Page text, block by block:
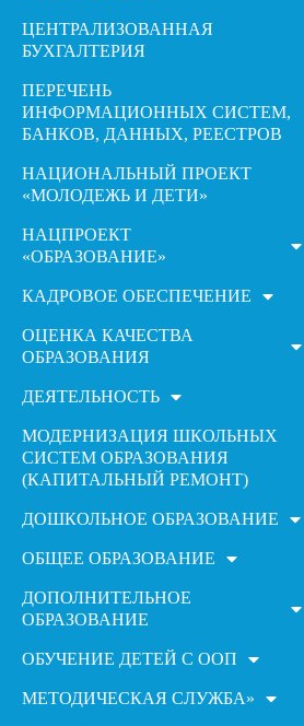
ЦЕНТРАЛИЗОВАННАЯ
БУХГАЛТЕРИЯ
ПЕРЕЧЕНЬ
ИНФОРМАЦИОННЫХ СИСТЕМ,
БАНКОВ, ДАННЫХ, РЕЕСТРОВ
НАЦИОНАЛЬНЫЙ ПРОЕКТ
«МОЛОДЕЖЬ И ДЕТИ»
НАЦПРОЕКТ
«ОБРАЗОВАНИЕ»
КАДРОВОЕ ОБЕСПЕЧЕНИЕ
ОЦЕНКА КАЧЕСТВА
ОБРАЗОВАНИЯ
ДЕЯТЕЛЬНОСТЬ
МОДЕРНИЗАЦИЯ ШКОЛЬНЫХ
СИСТЕМ ОБРАЗОВАНИЯ
(КАПИТАЛЬНЫЙ РЕМОНТ)
ДОШКОЛЬНОЕ ОБРАЗОВАНИЕ
ОБЩЕЕ ОБРАЗОВАНИЕ
ДОПОЛНИТЕЛЬНОЕ
ОБРАЗОВАНИЕ
ОБУЧЕНИЕ ДЕТЕЙ С ООП
МЕТОДИЧЕСКАЯ СЛУЖБА»